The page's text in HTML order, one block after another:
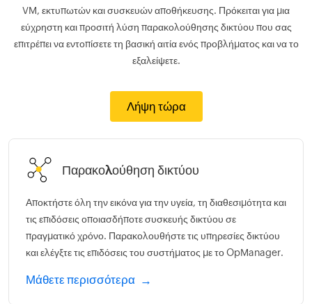
VM, εκτυπωτών και συσκευών αποθήκευσης. Πρόκειται για μια
εύχρηστη και προσιτή λύση παρακολούθησης δικτύου που σας
επιτρέπει να εντοπίσετε τη βασική αιτία ενός προβλήματος και να το
εξαλείψετε.
Λήψη τώρα
Παρακολούθηση δικτύου
Αποκτήστε όλη την εικόνα για την υγεία, τη διαθεσιμότητα και
τις επιδόσεις οποιασδήποτε συσκευής δικτύου σε
πραγματικό χρόνο. Παρακολουθήστε τις υπηρεσίες δικτύου
και ελέγξτε τις επιδόσεις του συστήματος με το OpManager.
Μάθετε περισσότερα